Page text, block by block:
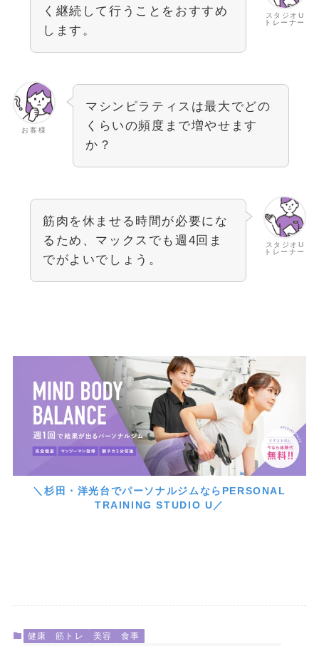
スタジオU
トレーナー
く継続して行うことをおすすめ
します。
お客様
マシンピラティスは最大でどの
くらいの頻度まで増やせます
か？
スタジオU
トレーナー
筋肉を休ませる時間が必要にな
るため、マックスでも週4回ま
でがよいでしょう。
＼杉田・洋光台でパーソナルジムならPERSONAL
TRAINING STUDIO U／
健康 筋トレ 美容
食事